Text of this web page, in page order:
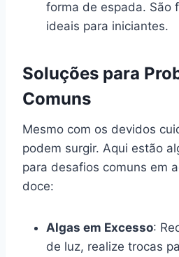
forma de espada. São
ideais para iniciantes.
Soluções para
Comuns
Mesmo com os devidos
podem surgir. Aqui estão
para desafios comuns em
doce:
Algas em Excesso:
de luz, realize trocas